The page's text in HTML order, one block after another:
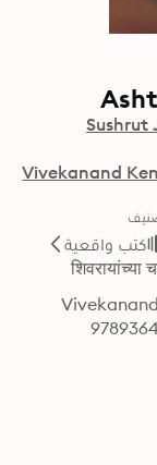
Sushrut
Vivekanand
كتب واقعية
शिवरायांच्या